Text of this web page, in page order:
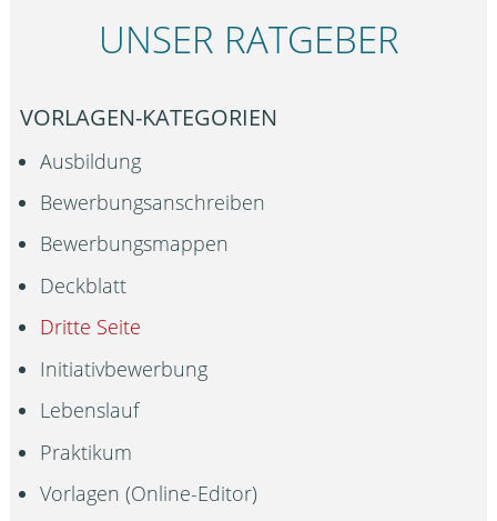
UNSER RATGEBER
VORLAGEN-KATEGORIEN
Ausbildung
Bewerbungsanschreiben
Bewerbungsmappen
Deckblatt
Dritte Seite
Initiativbewerbung
Lebenslauf
Praktikum
Vorlagen (Online-Editor)